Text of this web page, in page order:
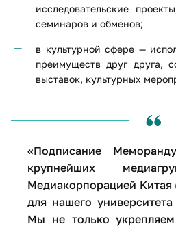
исследовательские
семинаров и обменов;
в культурной сфере —
преимуществ друг друга,
выставок, культурных
«Подписание
крупнейших
Медиакорпорацией Китая
для нашего
Мы не только